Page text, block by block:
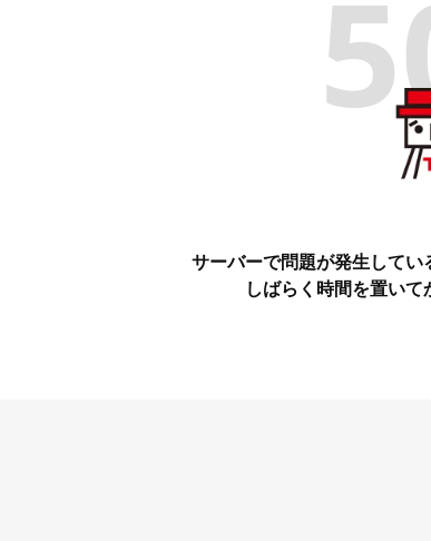
サーバーで問題が発生してい
しばらく時間を置いて